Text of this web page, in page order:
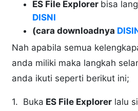
ES File Explorer bisa
DISNI
(cara downloadnya
Nah apabila semua
anda miliki maka langkah
anda ikuti seperti berikut ini;
1. Buka ES File Explorer lalu